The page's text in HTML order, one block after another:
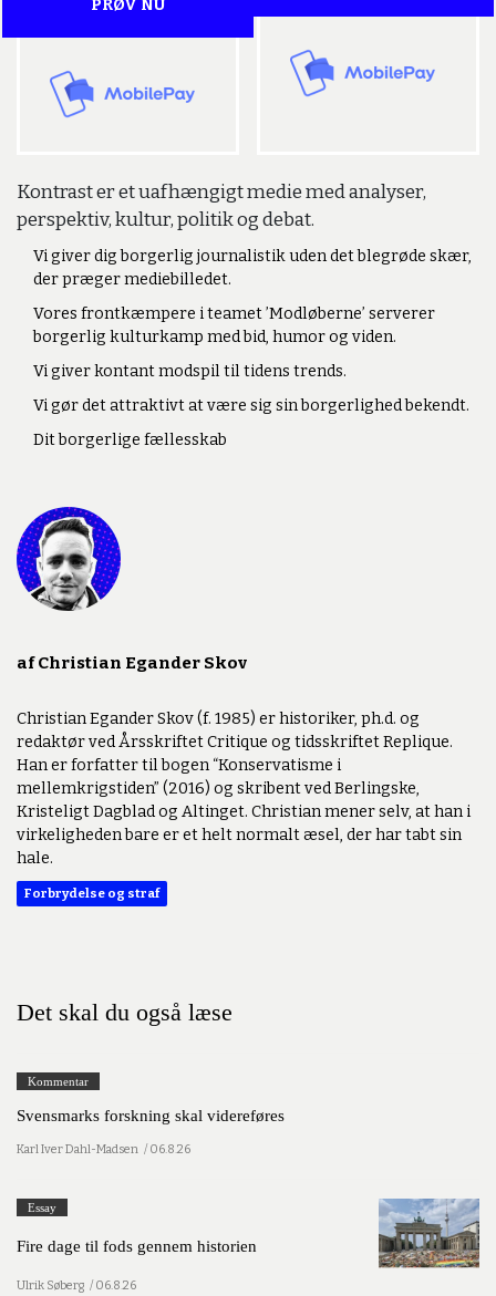
PRØV NU
Kontrast er et uafhængigt medie med analyser,
perspektiv, kultur, politik og debat.
Vi giver dig borgerlig journalistik uden det blegrøde skær,
der præger mediebilledet.
Vores frontkæmpere i teamet ’Modløberne’ serverer
borgerlig kulturkamp med bid, humor og viden.
Vi giver kontant modspil til tidens trends.
Vi gør det attraktivt at være sig sin borgerlighed bekendt.
Dit borgerlige fællesskab
af Christian Egander Skov
Christian Egander Skov (f. 1985) er historiker, ph.d. og
redaktør ved Årsskriftet Critique og tidsskriftet Replique.
Han er forfatter til bogen “Konservatisme i
mellemkrigstiden” (2016) og skribent ved Berlingske,
Kristeligt Dagblad og Altinget. Christian mener selv, at han i
virkeligheden bare er et helt normalt æsel, der har tabt sin
hale.
Forbrydelse og straf
Det skal du også læse
Kommentar
Svensmarks forskning skal videreføres
Karl Iver Dahl-Madsen / 06.8.26
Essay
Fire dage til fods gennem historien
Ulrik Søberg / 06.8.26